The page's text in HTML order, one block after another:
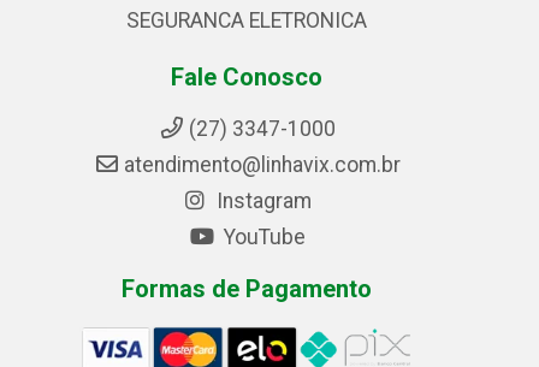
SEGURANCA ELETRONICA
Fale Conosco
(27) 3347-1000
atendimento@linhavix.com.br
Instagram
YouTube
Formas de Pagamento